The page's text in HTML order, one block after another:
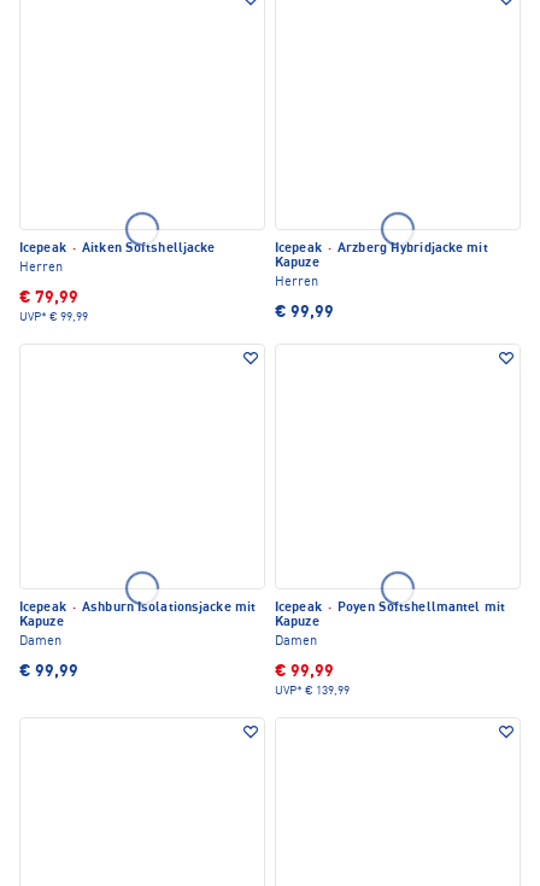
Icepeak · Aitken Softshelljacke
Herren
€ 79,99
UVP* € 99,99
Icepeak · Arzberg Hybridjacke mit
Kapuze
Herren
€ 99,99
Icepeak · Ashburn Isolationsjacke mit
Kapuze
Damen
€ 99,99
Icepeak · Poyen Softshellmantel mit
Kapuze
Damen
€ 99,99
UVP* € 139,99